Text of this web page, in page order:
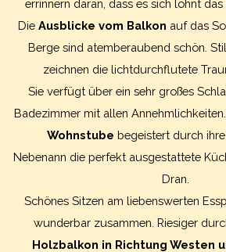
errinnern daran, dass es sich lohnt das
Die Ausblicke vom Balkon auf das
Berge sind atemberaubend schön.
zeichnen die lichtdurchflutete
Sie verfügt über ein sehr großes
Badezimmer mit allen
Wohnstube begeistert durch
Nebenann die perfekt ausgestattete
Dran.
Schönes Sitzen am liebenswerten
wunderbar zusammen. Riesiger
Holzbalkon in Richtung Westen